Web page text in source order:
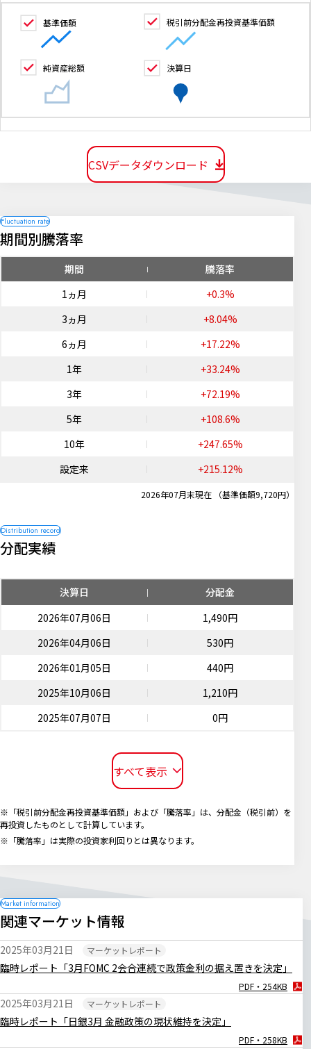
基準価額 税引前分配金再投資基準価額
純資産総額 決算日
CSVデータダウンロード
期間別騰落率
期間
騰落率
1ヵ月
+0.3%
3ヵ月
+8.04%
6ヵ月
+17.22%
1年
+33.24%
3年
+72.19%
5年
+108.6%
10年
+247.65%
設定来
+215.12%
2026年07月末現在 （基準価額9,720円）
分配実績
決算日
分配金
2026年07月06日
1,490円
2026年04月06日
530円
2026年01月05日
440円
2025年10月06日
1,210円
2025年07月07日
0円
すべて表示
※「税引前分配金再投資基準価額」および「騰落率」は、分配金（税引前）を
再投資したものとして計算しています。
※「騰落率」は実際の投資家利回りとは異なります。
関連マーケット情報
臨時レポート「3月FOMC 2会合連続で政策金利の据え置きを決定」
2025年03月21日 マーケットレポート
PDF・254KB
臨時レポート「日銀3月 金融政策の現状維持を決定」
2025年03月21日 マーケットレポート
PDF・258KB